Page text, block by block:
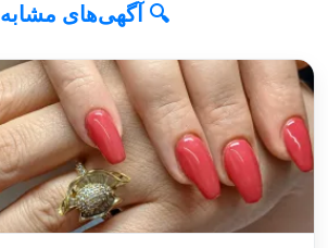
🔍 آگهی‌های مشابه